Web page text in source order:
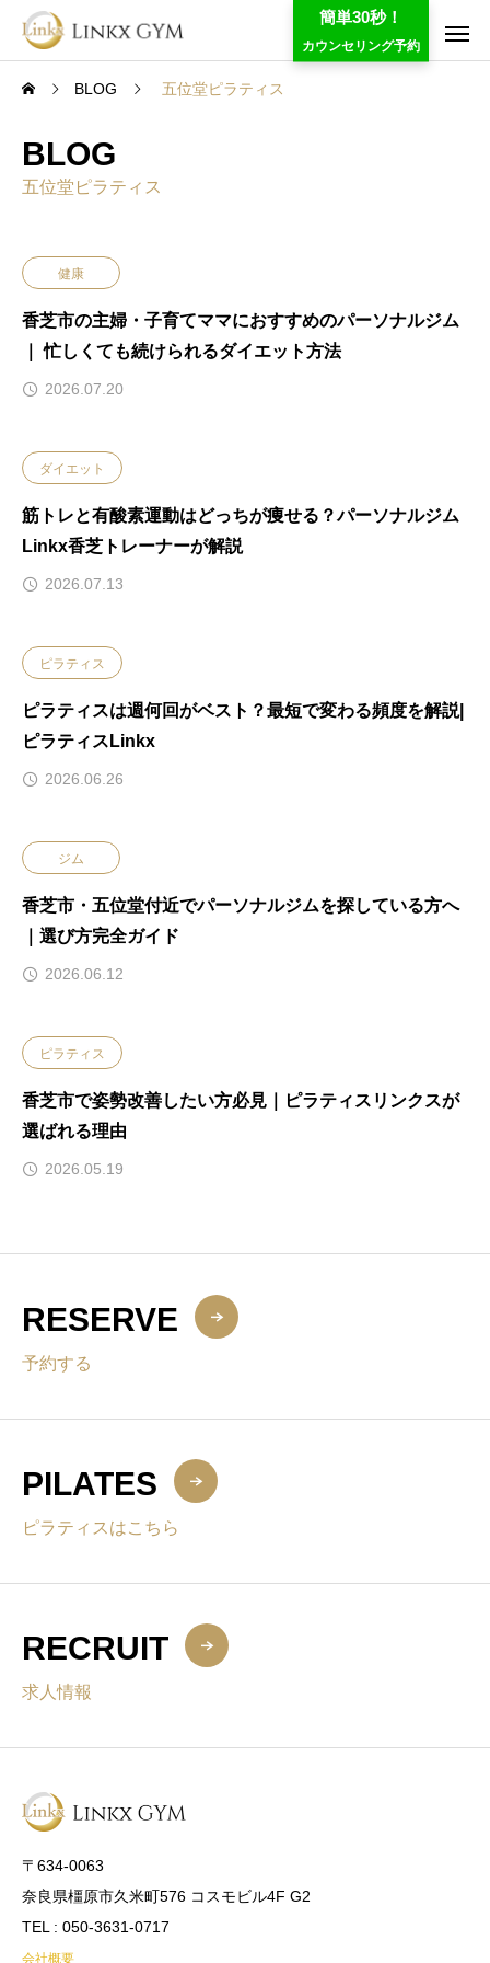
簡単30秒！
カウンセリング予約
BLOG 五位堂ピラティス
BLOG
五位堂ピラティス
健康
香芝市の主婦・子育てママにおすすめのパーソナルジム
｜ 忙しくても続けられるダイエット方法
2026.07.20
ダイエット
筋トレと有酸素運動はどっちが痩せる？パーソナルジム
Linkx香芝トレーナーが解説
2026.07.13
ピラティス
ピラティスは週何回がベスト？最短で変わる頻度を解説|
ピラティスLinkx
2026.06.26
ジム
香芝市・五位堂付近でパーソナルジムを探している方へ
｜選び方完全ガイド
2026.06.12
ピラティス
香芝市で姿勢改善したい方必見｜ピラティスリンクスが
選ばれる理由
2026.05.19
RESERVE
予約する
PILATES
ピラティスはこちら
RECRUIT
求人情報
〒634-0063
奈良県橿原市久米町576 コスモビル4F G2
TEL : 050-3631-0717
会社概要